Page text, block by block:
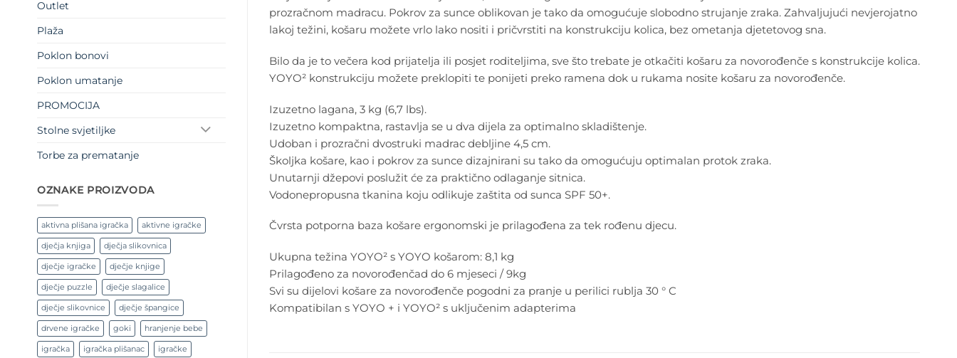
Outlet
Plaža
Poklon bonovi
Poklon umatanje
PROMOCIJA
Stolne svjetiljke
Torbe za prematanje
OZNAKE PROIZVODA
aktivna plišana igračka aktivne igračke
dječja knjiga dječja slikovnica
dječje igračke dječje knjige
dječje puzzle dječje slagalice
dječje slikovnice dječje špangice
drvene igračke goki hranjenje bebe
igračka igračka plišanac igračke
prozračnom madracu. Pokrov za sunce oblikovan je tako da omogućuje slobodno strujanje zraka. Zahvaljujući nevjerojatno
lakoj težini, košaru možete vrlo lako nositi i pričvrstiti na konstrukciju kolica, bez ometanja djetetovog sna.
Bilo da je to večera kod prijatelja ili posjet roditeljima, sve što trebate je otkačiti košaru za novorođenče s konstrukcije kolica.
YOYO² konstrukciju možete preklopiti te ponijeti preko ramena dok u rukama nosite košaru za novorođenče.
Izuzetno lagana, 3 kg (6,7 lbs).
Izuzetno kompaktna, rastavlja se u dva dijela za optimalno skladištenje.
Udoban i prozračni dvostruki madrac debljine 4,5 cm.
Školjka košare, kao i pokrov za sunce dizajnirani su tako da omogućuju optimalan protok zraka.
Unutarnji džepovi poslužit će za praktično odlaganje sitnica.
Vodonepropusna tkanina koju odlikuje zaštita od sunca SPF 50+.
Čvrsta potporna baza košare ergonomski je prilagođena za tek rođenu djecu.
Ukupna težina YOYO² s YOYO košarom: 8,1 kg
Prilagođeno za novorođenčad do 6 mjeseci / 9kg
Svi su dijelovi košare za novorođenče pogodni za pranje u perilici rublja 30 ° C
Kompatibilan s YOYO + i YOYO² s uključenim adapterima